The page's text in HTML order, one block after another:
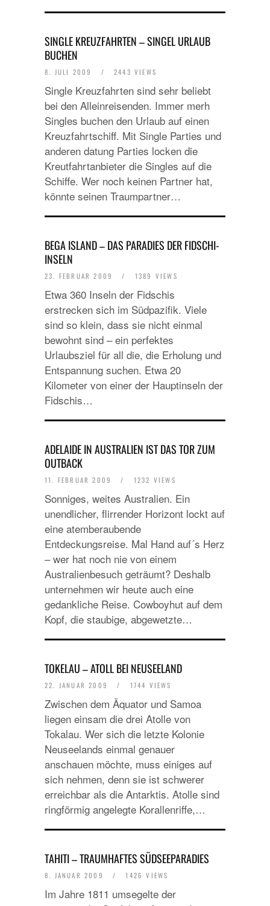
SINGLE KREUZFAHRTEN – SINGEL URLAUB
BUCHEN
8. JULI 2009 / 2443 VIEWS
Single Kreuzfahrten sind sehr beliebt
bei den Alleinreisenden. Immer merh
Singles buchen den Urlaub auf einen
Kreuzfahrtschiff. Mit Single Parties und
anderen datung Parties locken die
Kreutfahrtanbieter die Singles auf die
Schiffe. Wer noch keinen Partner hat,
könnte seinen Traumpartner…
BEGA ISLAND – DAS PARADIES DER FIDSCHI-
INSELN
23. FEBRUAR 2009 / 1389 VIEWS
Etwa 360 Inseln der Fidschis
erstrecken sich im Südpazifik. Viele
sind so klein, dass sie nicht einmal
bewohnt sind – ein perfektes
Urlaubsziel für all die, die Erholung und
Entspannung suchen. Etwa 20
Kilometer von einer der Hauptinseln der
Fidschis…
ADELAIDE IN AUSTRALIEN IST DAS TOR ZUM
OUTBACK
11. FEBRUAR 2009 / 1232 VIEWS
Sonniges, weites Australien. Ein
unendlicher, flirrender Horizont lockt auf
eine atemberaubende
Entdeckungsreise. Mal Hand auf´s Herz
– wer hat noch nie von einem
Australienbesuch geträumt? Deshalb
unternehmen wir heute auch eine
gedankliche Reise. Cowboyhut auf dem
Kopf, die staubige, abgewetzte…
TOKELAU – ATOLL BEI NEUSEELAND
22. JANUAR 2009 / 1744 VIEWS
Zwischen dem Äquator und Samoa
liegen einsam die drei Atolle von
Tokalau. Wer sich die letzte Kolonie
Neuseelands einmal genauer
anschauen möchte, muss einiges auf
sich nehmen, denn sie ist schwerer
erreichbar als die Antarktis. Atolle sind
ringförmig angelegte Korallenriffe,…
TAHITI – TRAUMHAFTES SÜDSEEPARADIES
8. JANUAR 2009 / 1426 VIEWS
Im Jahre 1811 umsegelte der